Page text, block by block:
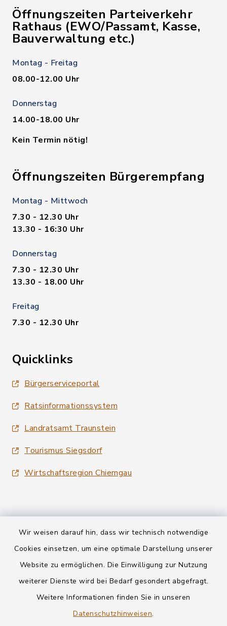
Wir weisen darauf hin, dass wir technisch notwendige
Cookies einsetzen, um eine optimale Darstellung unserer
Website zu ermöglichen. Die Einwilligung zur Nutzung
weiterer Dienste wird bei Bedarf gesondert abgefragt.
Weitere Informationen finden Sie in unseren
Datenschutzhinweisen.
Öffnungszeiten Parteiverkehr
Rathaus (EWO/Passamt, Kasse,
Bauverwaltung etc.)
Montag - Freitag
08.00-12.00 Uhr
Donnerstag
14.00-18.00 Uhr
Kein Termin nötig!
Öffnungszeiten Bürgerempfang
Montag - Mittwoch
7.30 - 12.30 Uhr
13.30 - 16:30 Uhr
Donnerstag
7.30 - 12.30 Uhr
13.30 - 18.00 Uhr
Freitag
7.30 - 12.30 Uhr
Quicklinks
Bürgerserviceportal
Ratsinformationssystem
Landratsamt Traunstein
Tourismus Siegsdorf
Wirtschaftsregion Chiemgau
Kontakt
Informationspflichten